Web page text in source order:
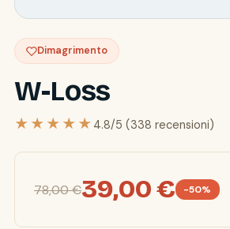
Dimagrimento
W-Loss
★★★★★ 4.8/5 (338 recensioni)
78,00 €39,00 € -50%